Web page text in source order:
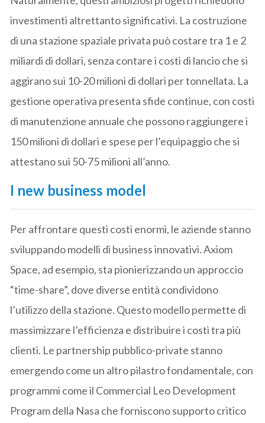
investimenti altrettanto significativi. La costruzione
di una stazione spaziale privata può costare tra 1 e 2
miliardi di dollari, senza contare i costi di lancio che si
aggirano sui 10-20 milioni di dollari per tonnellata. La
gestione operativa presenta sfide continue, con costi
di manutenzione annuale che possono raggiungere i
150 milioni di dollari e spese per l’equipaggio che si
attestano sui 50-75 milioni all’anno.
I new business model
Per affrontare questi costi enormi, le aziende stanno
sviluppando modelli di business innovativi. Axiom
Space, ad esempio, sta pionierizzando un approccio
“time-share”, dove diverse entità condividono
l’utilizzo della stazione. Questo modello permette di
massimizzare l’efficienza e distribuire i costi tra più
clienti. Le partnership pubblico-private stanno
emergendo come un altro pilastro fondamentale, con
programmi come il Commercial Leo Development
Program della Nasa che forniscono supporto critico